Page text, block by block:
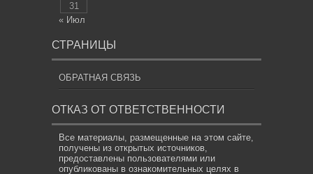
31
« Июл
СТРАНИЦЫ
ОБРАТНАЯ СВЯЗЬ
ОТКАЗ ОТ ОТВЕТСТВЕННОСТИ
Все материалы, размещенные на этом сайте,
получены из открытых источников,
предоставлены пользователями или
опубликованы в ознакомительных целях в